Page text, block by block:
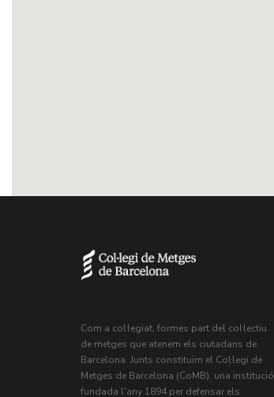
Com a col·legiat, formes part del col·lectiu
de metges que atenem els ciutadans de
Barcelona. Junts constituïm el Col·legi de
Metges de Barcelona (CoMB), una institució
fundada l'any 1894 per defensar els